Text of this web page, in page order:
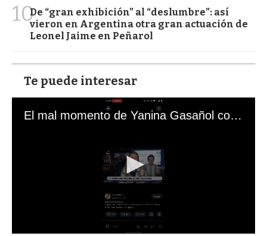
10De “gran exhibición” al “deslumbre”: así
vieron en Argentina otra gran actuación de
Leonel Jaime en Peñarol
Te puede interesar
El mal momento de Yanina Gasañol con un hincha argentino en "Subrayado"